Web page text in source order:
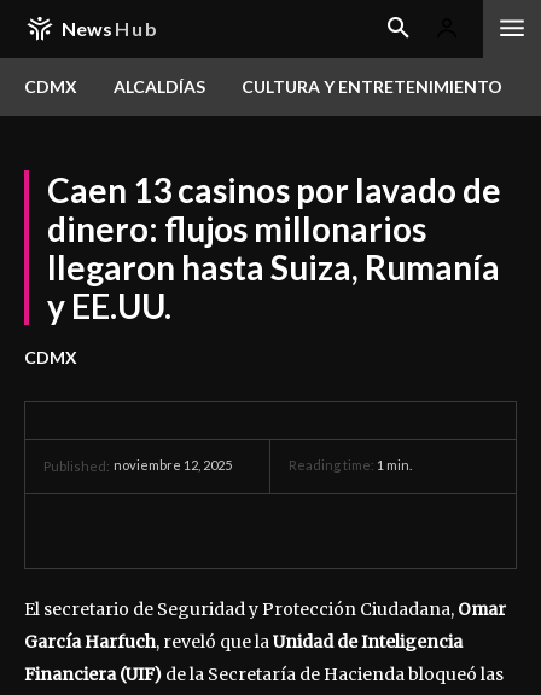
News Hub
CDMX ALCALDÍAS CULTURA Y ENTRETENIMIENTO
Caen 13 casinos por lavado de
dinero: flujos millonarios
llegaron hasta Suiza, Rumanía
y EE.UU.
CDMX
Published: noviembre 12, 2025 Reading time: 1 min.
El secretario de Seguridad y Protección Ciudadana, Omar
García Harfuch, reveló que laUnidad de Inteligencia
Financiera (UIF) de la Secretaría de Hacienda bloqueó las